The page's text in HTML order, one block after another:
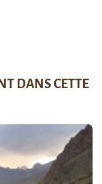
DANS CETTE